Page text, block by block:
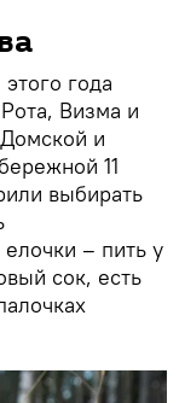
года
Визма и
и
11
выбирать
– пить у
сок, есть